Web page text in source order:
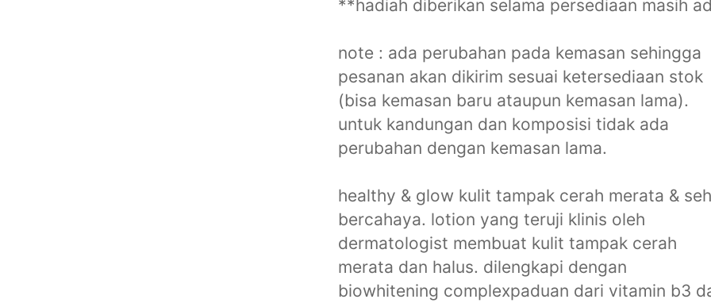
**hadiah diberikan selama persediaan masih
note : ada perubahan pada kemasan sehingga
pesanan akan dikirim sesuai ketersediaan stok
(bisa kemasan baru ataupun kemasan lama).
untuk kandungan dan komposisi tidak ada
perubahan dengan kemasan lama.
healthy & glow kulit tampak cerah merata &
bercahaya. lotion yang teruji klinis oleh
dermatologist membuat kulit tampak cerah
merata dan halus. dilengkapi dengan
biowhitening complexpaduan dari vitamin b3